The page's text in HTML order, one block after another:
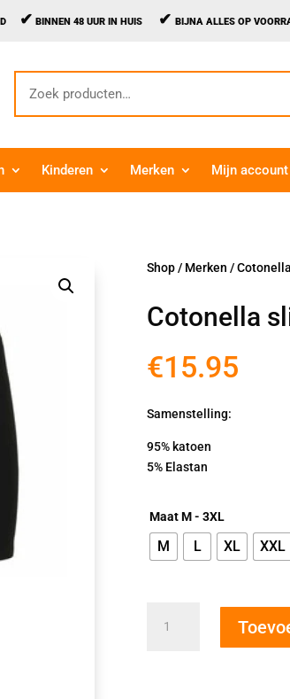
✔ BINNEN 48 UUR IN HUIS ✔BIJNA ALLES OP
Zoeken
naar:
Kinderen Merken Mijn account
Shop/ Merken /Cotonella
Cotonella
€15.95
Samenstelling:
95% katoen
5% Elastan
Maat M - 3XL
M L XL XXL
slip